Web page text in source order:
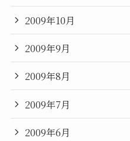
2009年10月
2009年9月
2009年8月
2009年7月
2009年6月